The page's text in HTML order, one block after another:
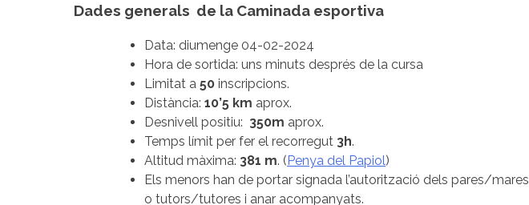
Dades generals de la Caminada esportiva
Data: diumenge 04-02-2024
Hora de sortida: uns minuts després de la cursa
Limitat a 50 inscripcions.
Distància: 10’5 km aprox.
Desnivell positiu: 350m aprox.
Temps límit per fer el recorregut 3h.
Altitud màxima: 381 m. ( Penya del Papiol)
Els menors han de portar signada l’autorització dels pares/mares
o tutors/tutores i anar acompanyats.